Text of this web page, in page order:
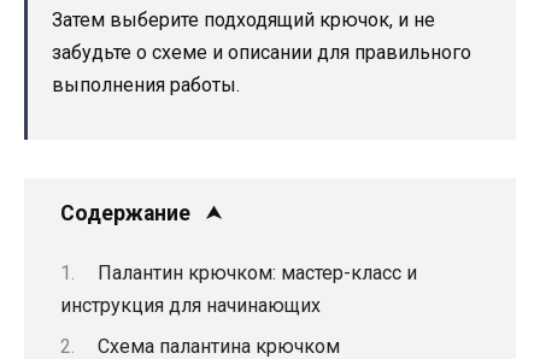
Затем выберите подходящий крючок, и не
забудьте о схеме и описании для правильного
выполнения работы.
Содержание
Палантин крючком: мастер-класс и
инструкция для начинающих
Схема палантина крючком